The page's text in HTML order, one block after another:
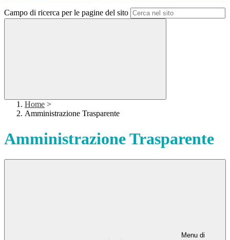
Campo di ricerca per le pagine del sito
Home >
Amministrazione Trasparente
Amministrazione Trasparente
Menu di